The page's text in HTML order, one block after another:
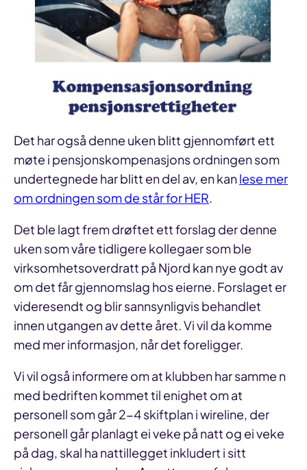
Det har også denne uken blitt gjennomført ett
møte i pensjonskompenasjons ordningen som
undertegnede har blitt en del av, en kanlese mer
om ordningen som de står for HER.
Det ble lagt frem drøftet ett forslag der denne
uken som våre tidligere kollegaer som ble
virksomhetsoverdratt på Njord kan nye godt av
om det får gjennomslag hos eierne. Forslaget er
videresendt og blir sannsynligvis behandlet
innen utgangen av dette året. Vi vil da komme
med mer informasjon, når det foreligger.
Vi vil også informere om at klubben har samme n
med bedriften kommet til enighet om at
personell som går 2-4 skiftplan i wireline, der
personell går planlagt ei veke på natt og ei veke
på dag, skal ha nattillegget inkludert i sitt